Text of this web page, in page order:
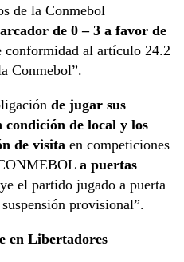
de la Conmebol
de 0 – 3 a favor de
conformidad al artículo 24.2
Conmebol”.
de jugar sus
condición de local y los
de visita en competiciones
a puertas
el partido jugado a puerta
provisional”.
en Libertadores